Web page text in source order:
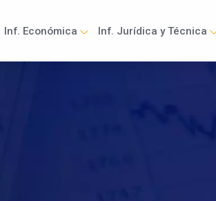
Inf. Económica Inf. Jurídica y Técnica